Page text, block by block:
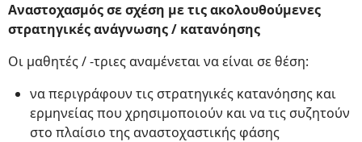
Αναστοχασμός σε σχέση με τις ακολουθούμενες
στρατηγικές ανάγνωσης / κατανόησης
Οι μαθητές / -τριες αναμένεται να είναι σε θέση:
να περιγράφουν τις στρατηγικές κατανόησης και
ερμηνείας που χρησιμοποιούν και να τις συζητούν
στο πλαίσιο της αναστοχαστικής φάσης